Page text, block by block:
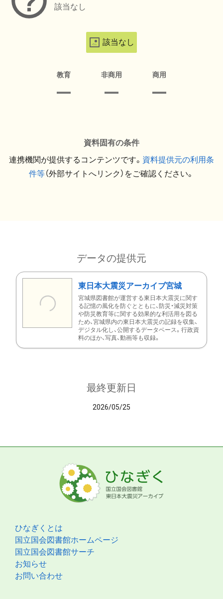
該当なし
該当なし
教育 非商用 商用
資料固有の条件
連携機関が提供するコンテンツです。 資料提供元の利用条
件等（外部サイトへリンク）をご確認ください。
データの提供元
東日本大震災アーカイブ宮城
宮城県図書館が運営する東日本大震災に関す
る記憶の風化を防ぐとともに、防災・減災対策
や防災教育等に関する効果的な利活用を図る
ため、宮城県内の東日本大震災の記録を収集、
デジタル化し、公開するデータベース。行政資
料のほか、写真、動画等も収録。
最終更新日
2026/05/25
ひなぎくとは
国立国会図書館ホームページ
国立国会図書館サーチ
お知らせ
お問い合わせ